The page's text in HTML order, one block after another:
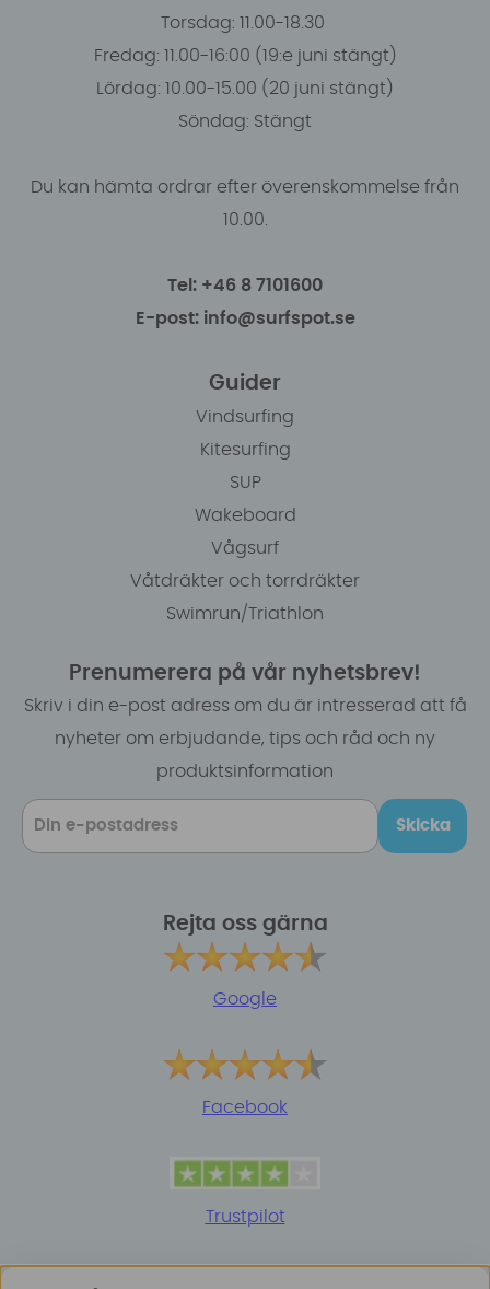
Torsdag: 11.00-18.30
Fredag: 11.00-16:00 (19:e juni stängt)
Lördag: 10.00-15.00 (20 juni stängt)
Söndag: Stängt
Du kan hämta ordrar efter överenskommelse från
10.00.
Tel: +46 8 7101600
E-post: info@surfspot.se
Guider
Vindsurfing
Kitesurfing
SUP
Wakeboard
Vågsurf
Våtdräkter och torrdräkter
Swimrun/Triathlon
Prenumerera på vår nyhetsbrev!
Skriv i din e-post adress om du är intresserad att få
nyheter om erbjudande, tips och råd och ny
produktsinformation
Skicka
Rejta oss gärna
Google
Facebook
Trustpilot